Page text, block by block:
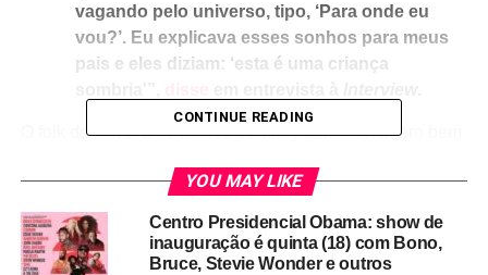
vagando pelo universo, tipo, ‘Para onde eu
vou?’. Eu explicava esses sonhos para meus
pais e eles diziam: ‘esta é uma criança
O folk de câmara de Moses Sumney tem um número bem
espécie de classe média dos mais ouvidos. Não é um
som “difícil”, mas é uma sonoridade orquestral, cheia de
detalhes e de silêncios, que precisa de uma
compreensão melhor do mercado. É um soul progressivo,
CONTINUE READING
YOU MAY LIKE
Centro Presidencial Obama: show de
inauguração é quinta (18) com Bono,
Bruce, Stevie Wonder e outros